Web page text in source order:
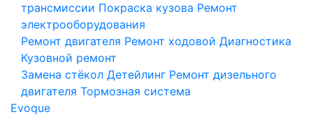
трансмиссии Покраска кузова Ремонт
электрооборудования
Ремонт двигателя Ремонт ходовой Диагностика
Кузовной ремонт
Замена стёкол Детейлинг Ремонт дизельного
двигателя Тормозная система
Evoque